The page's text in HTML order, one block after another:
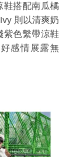
鞋搭配南瓜橘
則以清爽奶
紫色繫帶涼鞋
感情展露無